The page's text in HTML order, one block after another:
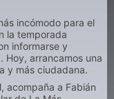
incómodo para el
la temporada
informarse y
Hoy, arrancamos una
y más ciudadana.
acompaña a Fabián